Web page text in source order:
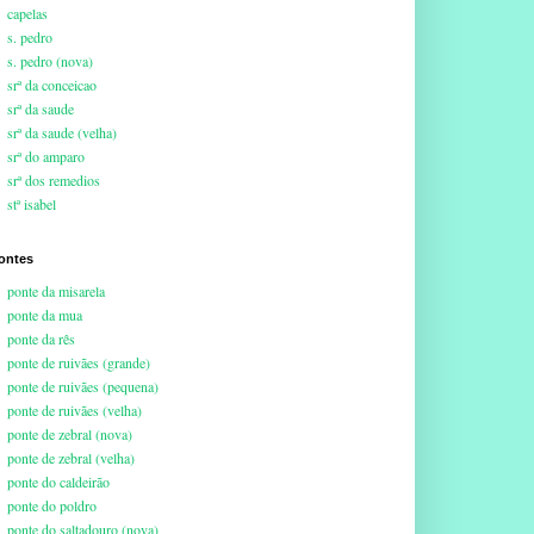
capelas
s. pedro
s. pedro (nova)
srª da conceicao
srª da saude
srª da saude (velha)
srª do amparo
srª dos remedios
stª isabel
ponte da misarela
ponte da mua
ponte da rês
ponte de ruivães (grande)
ponte de ruivães (pequena)
ponte de ruivães (velha)
ponte de zebral (nova)
ponte de zebral (velha)
ponte do caldeirão
ponte do poldro
ponte do saltadouro (nova)